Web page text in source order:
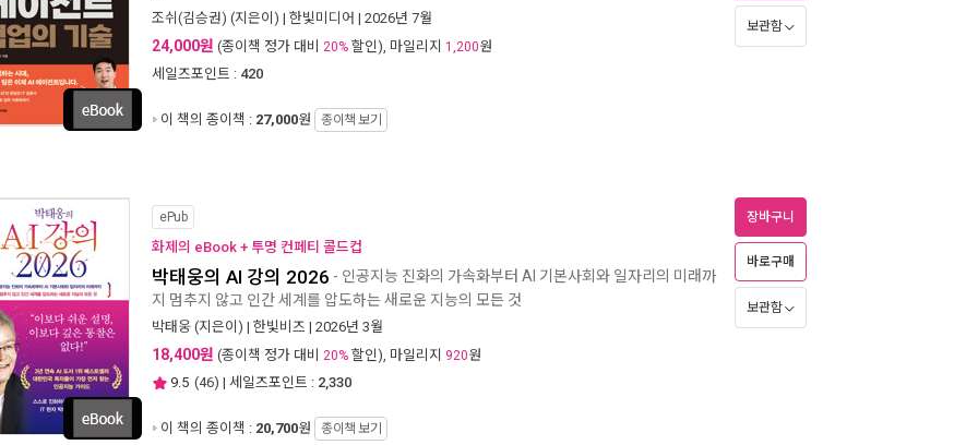
조쉬(김승권) (지은이) | 한빛미디어 | 2026년 7월
24,000원 (종이책 정가 대비 20% 할인), 마일리지 1,200원
세일즈포인트 : 420
이 책의 종이책 : 27,000원 종이책 보기
보관함
ePub
화제의 eBook + 투명 컨페티 콜드컵
박태웅의 AI 강의 2026 - 인공지능 진화의 가속화부터 AI 기본사회와 일자리의 미래까
지 멈추지 않고 인간 세계를 압도하는 새로운 지능의 모든 것
박태웅 (지은이) | 한빛비즈 | 2026년 3월
18,400원 (종이책 정가 대비 20% 할인), 마일리지 920원
9.5 (46) | 세일즈포인트 : 2,330
이 책의 종이책 : 20,700원 종이책 보기
장바구니
바로구매
보관함